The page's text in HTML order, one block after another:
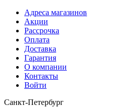
Адреса магазинов
Акции
Рассрочка
Оплата
Доставка
Гарантия
О компании
Контакты
Войти
Санкт-Петербург